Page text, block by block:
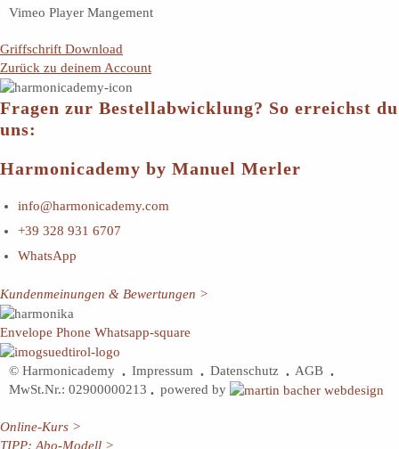
Vimeo Player Mangement
Griffschrift Download
Zurück zu deinem Account
Fragen zur Bestellabwicklung? So erreichst du
uns:
Harmonicademy by Manuel Merler
info@harmonicademy.com
+39 328 931 6707
WhatsApp
Kundenmeinungen & Bewertungen >
Envelope Phone Whatsapp-square
© Harmonicademy • Impressum • Datenschutz • AGB •
MwSt.Nr.: 02900000213 • powered by
Online-Kurs >
TIPP: Abo-Modell >